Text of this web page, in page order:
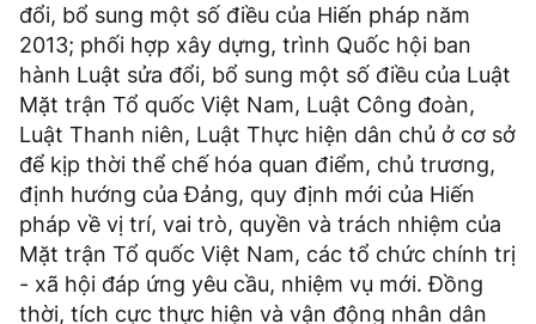
đổi, bổ sung một số điều của Hiến pháp năm
2013; phối hợp xây dựng, trình Quốc hội ban
hành Luật sửa đổi, bổ sung một số điều của Luật
Mặt trận Tổ quốc Việt Nam, Luật Công đoàn,
Luật Thanh niên, Luật Thực hiện dân chủ ở cơ sở
để kịp thời thể chế hóa quan điểm, chủ trương,
định hướng của Đảng, quy định mới của Hiến
pháp về vị trí, vai trò, quyền và trách nhiệm của
Mặt trận Tổ quốc Việt Nam, các tổ chức chính trị
- xã hội đáp ứng yêu cầu, nhiệm vụ mới. Đồng
thời, tích cực thực hiện và vận động nhân dân